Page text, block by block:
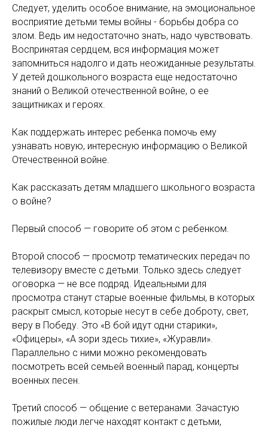
Следует, уделить особое внимание, на эмоциональное
восприятие детьми темы войны - борьбы добра со
злом. Ведь им недостаточно знать, надо чувствовать.
Воспринятая сердцем, вся информация может
запомниться надолго и дать неожиданные результаты.
У детей дошкольного возраста еще недостаточно
знаний о Великой отечественной войне, о ее
защитниках и героях.
Как поддержать интерес ребенка помочь ему
узнавать новую, интересную информацию о Великой
Отечественной войне.
Как рассказать детям младшего школьного возраста
о войне?
Первый способ — говорите об этом с ребенком.
Второй способ — просмотр тематических передач по
телевизору вместе с детьми. Только здесь следует
оговорка — не все подряд. Идеальными для
просмотра станут старые военные фильмы, в которых
раскрыт смысл, которые несут в себе доброту, свет,
веру в Победу. Это «В бой идут одни старики»,
«Офицеры», «А зори здесь тихие», «Журавли».
Параллельно с ними можно рекомендовать
посмотреть всей семьей военный парад, концерты
военных песен.
Третий способ — общение с ветеранами. Зачастую
пожилые люди легче находят контакт с детьми,